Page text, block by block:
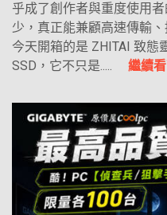
乎成了創作者與重度使用
少，真正能兼顧高速傳輸
今天開箱的是 ZHITAI 致態
SSD，它不只是..... 繼續